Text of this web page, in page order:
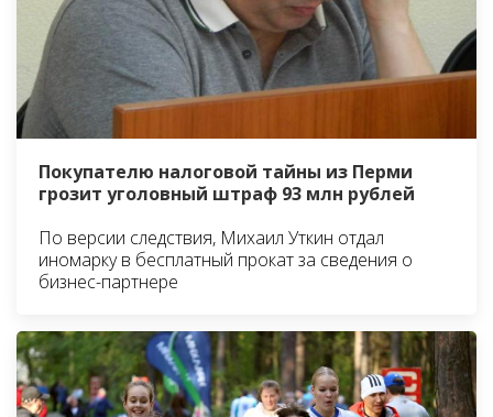
Покупателю налоговой тайны из Перми
грозит уголовный штраф 93 млн рублей
По версии следствия, Михаил Уткин отдал
иномарку в бесплатный прокат за сведения о
бизнес-партнере